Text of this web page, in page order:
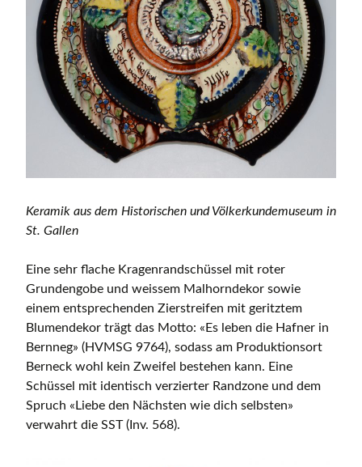
Keramik aus dem Historischen und Völkerkundemuseum in
St. Gallen
Eine sehr flache Kragenrandschüssel mit roter
Grundengobe und weissem Malhorndekor sowie
einem entsprechenden Zierstreifen mit geritztem
Blumendekor trägt das Motto: «Es leben die Hafner in
Bernneg» (HVMSG 9764), sodass am Produktionsort
Berneck wohl kein Zweifel bestehen kann. Eine
Schüssel mit identisch verzierter Randzone und dem
Spruch «Liebe den Nächsten wie dich selbsten»
verwahrt die SST (Inv. 568).